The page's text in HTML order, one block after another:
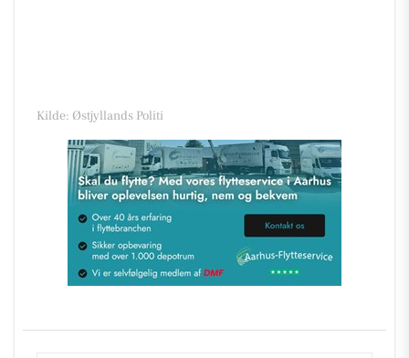
Kilde: Østjyllands Politi